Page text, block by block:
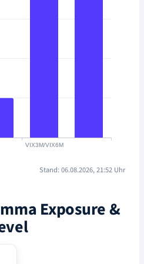
Stand: 06.08.2026, 21:52 Uhr
Exposure &